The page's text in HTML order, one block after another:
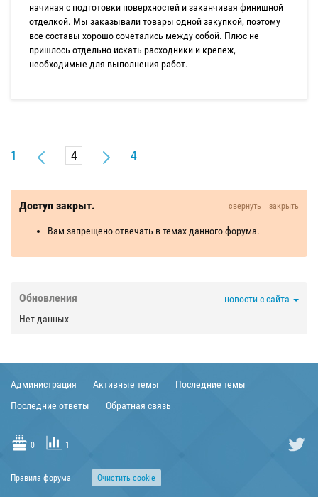
начиная с подготовки поверхностей и заканчивая финишной
отделкой. Мы заказывали товары одной закупкой, поэтому
все составы хорошо сочетались между собой. Плюс не
пришлось отдельно искать расходники и крепеж,
необходимые для выполнения работ.
1 4
Доступ закрыт. свернуть закрыть
Вам запрещено отвечать в темах данного форума.
Обновления
новости с сайта
Нет данных
Администрация Активные темы
Последние темы
Последние ответы
Обратная связь
0 1
Правила форума Очиcтить cookie